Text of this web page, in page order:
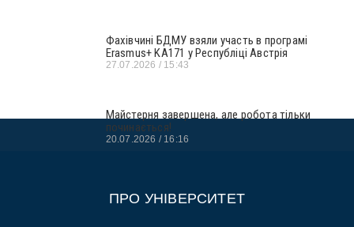
Фахівчині БДМУ взяли участь в програмі
Erasmus+ KA171 у Республіці Австрія
27.07.2026 15:43
Майстерня завершена, але робота тільки
починається!
20.07.2026 16:16
ПРО УНІВЕРСИТЕТ